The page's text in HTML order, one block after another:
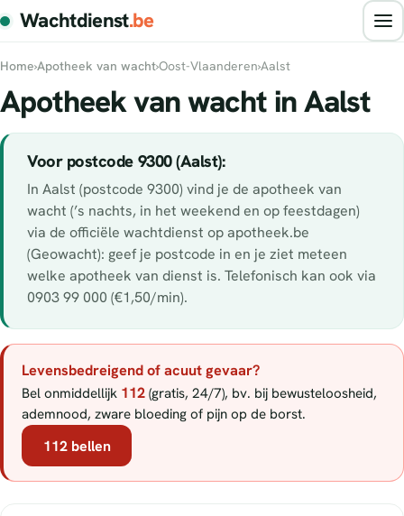
Wachtdienst.be
Home›Apotheek van wacht›Oost-Vlaanderen›Aalst
Apotheek van wacht in Aalst
Voor postcode 9300 (Aalst):
In Aalst (postcode 9300) vind je de apotheek van
wacht (’s nachts, in het weekend en op feestdagen)
via de officiële wachtdienst op apotheek.be
(Geowacht): geef je postcode in en je ziet meteen
welke apotheek van dienst is. Telefonisch kan ook via
0903 99 000 (€1,50/min).
Levensbedreigend of acuut gevaar?
Bel onmiddellijk 112 (gratis, 24/7), bv. bij bewusteloosheid,
ademnood, zware bloeding of pijn op de borst.
112 bellen